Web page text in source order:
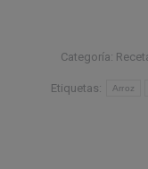
Categoría:
Etiquetas: Arroz